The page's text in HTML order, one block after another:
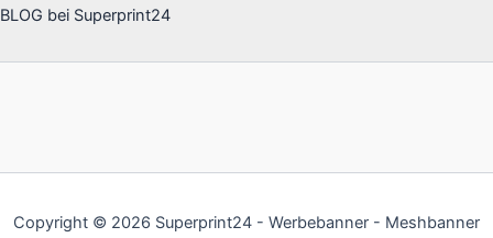
BLOG bei Superprint24
Copyright © 2026 Superprint24 - Werbebanner - Meshbanner